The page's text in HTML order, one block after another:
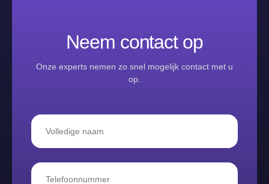
Neem contact op
Onze experts nemen zo snel mogelijk contact met u
op.